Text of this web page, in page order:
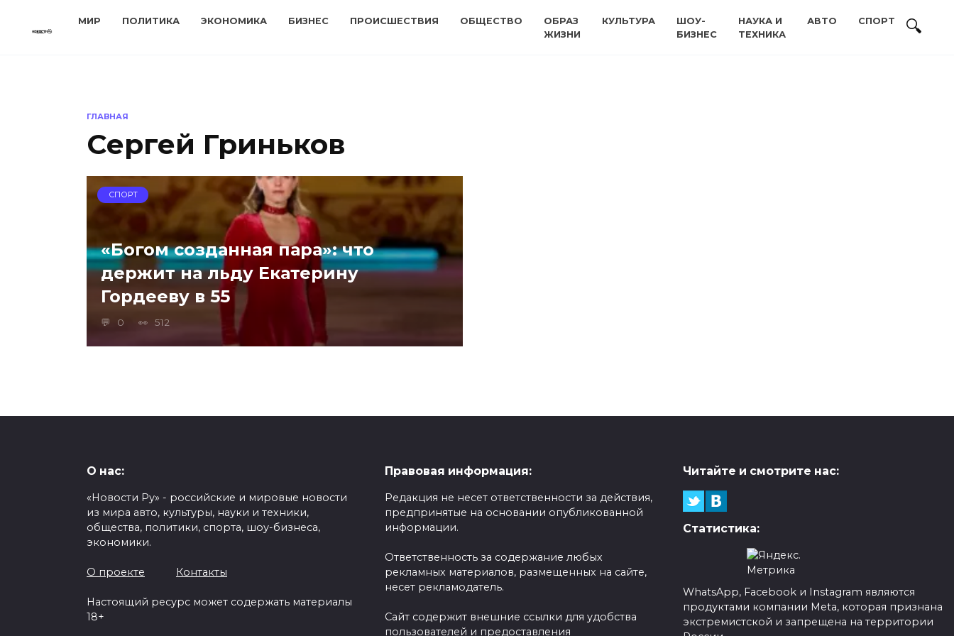
МИР ПОЛИТИКА ЭКОНОМИКА БИЗНЕС ПРОИСШЕСТВИЯ ОБЩЕСТВО
ОБРАЗ
ЖИЗНИ
КУЛЬТУРА
ШОУ-
БИЗНЕС
НАУКА И
ТЕХНИКА
АВТО СПОРТ
ГЛАВНАЯ
Сергей Гриньков
СПОРТ
«Богом созданная пара»: что
держит на льду Екатерину
Гордееву в 55
0 512
О нас:
«Новости Ру» - российские и мировые новости
из мира авто, культуры, науки и техники,
общества, политики, спорта, шоу-бизнеса,
экономики.
О проекте Контакты
Настоящий ресурс может содержать материалы
18+
Правовая информация:
Редакция не несет ответственности за действия,
предпринятые на основании опубликованной
информации.
Ответственность за содержание любых
рекламных материалов, размещенных на сайте,
несет рекламодатель.
Сайт содержит внешние ссылки для удобства
пользователей и предоставления
Читайте и смотрите нас:
Статистика:
WhatsApp, Facebook и Instagram являются
продуктами компании Meta, которая признана
экстремистской и запрещена на территории